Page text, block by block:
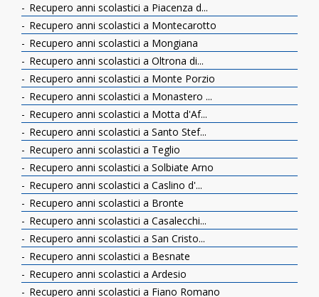
Recupero anni scolastici a Piacenza d...
Recupero anni scolastici a Montecarotto
Recupero anni scolastici a Mongiana
Recupero anni scolastici a Oltrona di...
Recupero anni scolastici a Monte Porzio
Recupero anni scolastici a Monastero ...
Recupero anni scolastici a Motta d'Af...
Recupero anni scolastici a Santo Stef...
Recupero anni scolastici a Teglio
Recupero anni scolastici a Solbiate Arno
Recupero anni scolastici a Caslino d'...
Recupero anni scolastici a Bronte
Recupero anni scolastici a Casalecchi...
Recupero anni scolastici a San Cristo...
Recupero anni scolastici a Besnate
Recupero anni scolastici a Ardesio
Recupero anni scolastici a Fiano Romano